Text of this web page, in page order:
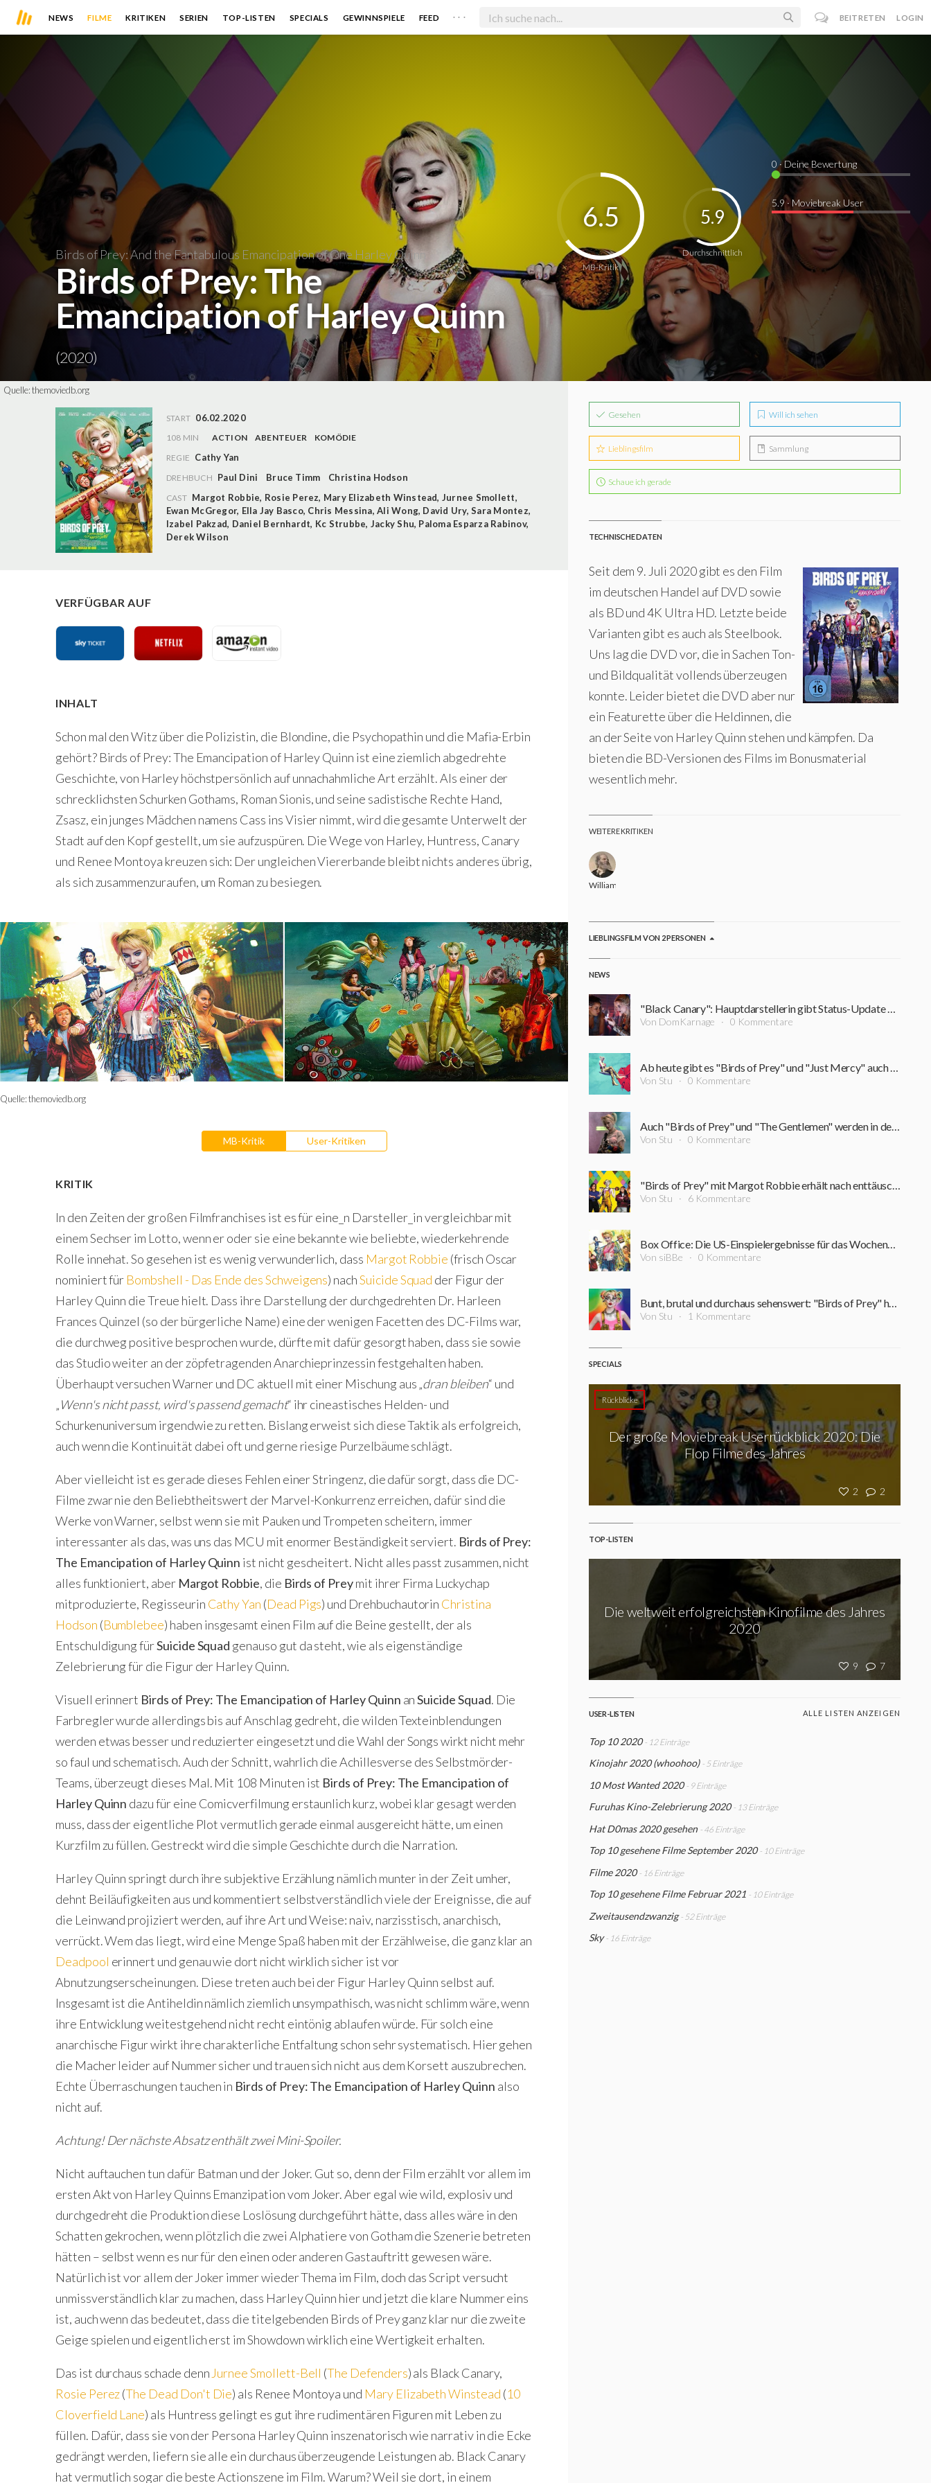
NEWS FILME KRITIKEN SERIEN TOP-LISTEN SPECIALS GEWINNSPIELE FEED . . . BEITRETEN LOGIN
Birds of Prey: And the Fantabulous Emancipation of One Harley Quinn
Birds of Prey: The
Emancipation of Harley Quinn
(2020)
MB-Kritik
6.5
Durchschnittlich
5.9
0· Deine Bewertung
5.9 · Moviebreak User
Quelle:themoviedb.org
START 06.02.2020
108 MIN ACTION ABENTEUER
KOMÖDIE
REGIE Cathy Yan
DREHBUCH Paul Dini Bruce Timm Christina Hodson
CAST Margot Robbie, Rosie Perez, Mary Elizabeth Winstead, Jurnee Smollett,
Ewan McGregor, Ella Jay Basco, Chris Messina,Ali Wong, David Ury,Sara Montez,
Izabel Pakzad, Daniel Bernhardt, Kc Strubbe, Jacky Shu, Paloma Esparza Rabinov,
Derek Wilson
VERFÜGBAR AUF
INHALT
Schon mal den Witz über die Polizistin, die Blondine, die Psychopathin und die Mafia-Erbin
gehört? Birds of Prey: The Emancipation of Harley Quinn ist eine ziemlich abgedrehte
Geschichte, von Harley höchstpersönlich auf unnachahmliche Art erzählt. Als einer der
schrecklichsten Schurken Gothams, Roman Sionis, und seine sadistische Rechte Hand,
Zsasz, ein junges Mädchen namens Cass ins Visier nimmt, wird die gesamte Unterwelt der
Stadt auf den Kopf gestellt, um sie aufzuspüren. Die Wege von Harley, Huntress, Canary
und Renee Montoya kreuzen sich: Der ungleichen Viererbande bleibt nichts anderes übrig,
als sich zusammenzuraufen, um Roman zu besiegen.
Quelle:themoviedb.org
MB-Kritik User-Kritiken
KRITIK
In den Zeiten der großen Filmfranchises ist es für eine_n Darsteller_in vergleichbar mit
einem Sechser im Lotto, wenn er oder sie eine bekannte wie beliebte, wiederkehrende
Rolle innehat. So gesehen ist es wenig verwunderlich, dass Margot Robbie (frisch Oscar
nominiert für Bombshell - Das Ende des Schweigens) nachSuicide Squad der Figur der
Harley Quinn die Treue hielt. Dass ihre Darstellung der durchgedrehten Dr. Harleen
Frances Quinzel (so der bürgerliche Name) eine der wenigen Facetten des DC-Films war,
die durchweg positive besprochen wurde, dürfte mit dafür gesorgt haben, dass sie sowie
das Studio weiter an der zöpfetragenden Anarchieprinzessin festgehalten haben.
Überhaupt versuchen Warner und DC aktuell mit einer Mischung aus „dran bleiben“ und
„Wenn's nicht passt, wird's passend gemacht“ ihr cineastisches Helden- und
Schurkenuniversum irgendwie zu retten. Bislang erweist sich diese Taktik als erfolgreich,
auch wenn die Kontinuität dabei oft und gerne riesige Purzelbäume schlägt.
Aber vielleicht ist es gerade dieses Fehlen einer Stringenz, die dafür sorgt, dass die DC-
Filme zwar nie den Beliebtheitswert der Marvel-Konkurrenz erreichen, dafür sind die
Werke von Warner, selbst wenn sie mit Pauken und Trompeten scheitern, immer
interessanter als das, was uns das MCU mit enormer Beständigkeit serviert. Birds of Prey:
The Emancipation of Harley Quinn ist nicht gescheitert. Nicht alles passt zusammen, nicht
alles funktioniert, aber Margot Robbie, die Birds of Preymit ihrer Firma Luckychap
mitproduzierte, Regisseurin Cathy Yan (Dead Pigs) und Drehbuchautorin Christina
Hodson (Bumblebee) haben insgesamt einen Film auf die Beine gestellt, der als
Entschuldigung fürSuicide Squad genauso gut da steht, wie als eigenständige
Zelebrierung für die Figur der Harley Quinn.
Visuell erinnert Birds of Prey: The Emancipation of Harley Quinn anSuicide Squad. Die
Farbregler wurde allerdings bis auf Anschlag gedreht, die wilden Texteinblendungen
werden etwas besser und reduzierter eingesetzt und die Wahl der Songs wirkt nicht mehr
so faul und schematisch. Auch der Schnitt, wahrlich die Achillesverse des Selbstmörder-
Teams, überzeugt dieses Mal. Mit 108 Minuten ist Birds of Prey: The Emancipation of
Harley Quinn dazu für eine Comicverfilmung erstaunlich kurz, wobei klar gesagt werden
muss, dass der eigentliche Plot vermutlich gerade einmal ausgereicht hätte, um einen
Kurzfilm zu füllen. Gestreckt wird die simple Geschichte durch die Narration.
Harley Quinn springt durch ihre subjektive Erzählung nämlich munter in der Zeit umher,
dehnt Beiläufigkeiten aus und kommentiert selbstverständlich viele der Ereignisse, die auf
die Leinwand projiziert werden, auf ihre Art und Weise: naiv, narzisstisch, anarchisch,
verrückt. Wem das liegt, wird eine Menge Spaß haben mit der Erzählweise, die ganz klar an
Deadpool erinnert und genau wie dort nicht wirklich sicher ist vor
Abnutzungserscheinungen. Diese treten auch bei der Figur Harley Quinn selbst auf.
Insgesamt ist die Antiheldin nämlich ziemlich unsympathisch, was nicht schlimm wäre, wenn
ihre Entwicklung weitestgehend nicht recht eintönig ablaufen würde. Für solch eine
anarchische Figur wirkt ihre charakterliche Entfaltung schon sehr systematisch. Hier gehen
die Macher leider auf Nummer sicher und trauen sich nicht aus dem Korsett auszubrechen.
Echte Überraschungen tauchen in Birds of Prey: The Emancipation of Harley Quinn also
nicht auf.
Achtung! Der nächste Absatz enthält zwei Mini-Spoiler.
Nicht auftauchen tun dafür Batman und der Joker. Gut so, denn der Film erzählt vor allem im
ersten Akt von Harley Quinns Emanzipation vom Joker. Aber egal wie wild, explosiv und
durchgedreht die Produktion diese Loslösung durchgeführt hätte, dass alles wäre in den
Schatten gekrochen, wenn plötzlich die zwei Alphatiere von Gotham die Szenerie betreten
hätten – selbst wenn es nur für den einen oder anderen Gastauftritt gewesen wäre.
Natürlich ist vor allem der Joker immer wieder Thema im Film, doch das Script versucht
unmissverständlich klar zu machen, dass Harley Quinn hier und jetzt die klare Nummer eins
ist, auch wenn das bedeutet, dass die titelgebenden Birds of Prey ganz klar nur die zweite
Geige spielen und eigentlich erst im Showdown wirklich eine Wertigkeit erhalten.
Das ist durchaus schade denn Jurnee Smollett-Bell (The Defenders) als Black Canary,
Rosie Perez(The Dead Don't Die) als Renee Montoya und Mary Elizabeth Winstead (10
Cloverfield Lane) als Huntress gelingt es gut ihre rudimentären Figuren mit Leben zu
füllen. Dafür, dass sie von der Persona Harley Quinn inszenatorisch wie narrativ in die Ecke
gedrängt werden, liefern sie alle ein durchaus überzeugende Leistungen ab. Black Canary
hat vermutlich sogar die beste Actionszene im Film. Warum? Weil sie dort, in einem
Gesehen Will ich sehen
Lieblingsfilm Sammlung
Schaue ich gerade
TECHNISCHE DATEN
Seit dem 9. Juli 2020 gibt es den Film
im deutschen Handel auf DVD sowie
als BD und 4K Ultra HD. Letzte beide
Varianten gibt es auch als Steelbook.
Uns lag die DVD vor, die in Sachen Ton-
und Bildqualität vollends überzeugen
konnte. Leider bietet die DVD aber nur
ein Featurette über die Heldinnen, die
an der Seite von Harley Quinn stehen und kämpfen. Da
bieten die BD-Versionen des Films im Bonusmaterial
wesentlich mehr.
WEITERE KRITIKEN
WilliamWhyler
LIEBLINGSFILM VON 2 PERSONEN
NEWS
Von DomKarnage 0 Kommentare
Von Stu 0 Kommentare
Auch "Birds of Prey" und "The Gentlemen" werden in den USA frühzeitig als VoD veröffentlicht
Von Stu 0 Kommentare
Von Stu 6 Kommentare
Box Office: Die US-Einspielergebnisse für das Wochenende 07.02.-09.02.2020
Von siBBe 0 Kommentare
Bunt, brutal und durchaus sehenswert: "Birds of Prey" hat erste (meist) positive Meinungen erhalten
Von Stu 1 Kommentare
SPECIALS
Rückblicke
2 2
Der große Moviebreak Userrückblick 2020: Die
Flop Filme des Jahres
TOP-LISTEN
9 7
Die weltweit erfolgreichsten Kinofilme des Jahres
2020
USER-LISTEN ALLE LISTEN ANZEIGEN
Top 10 2020 - 12 Einträge
Kinojahr 2020 (whoohoo) - 5 Einträge
10 Most Wanted 2020 - 9 Einträge
Furuhas Kino-Zelebrierung 2020 - 13 Einträge
Hat D0mas 2020 gesehen - 46 Einträge
Top 10 gesehene Filme September 2020 - 10 Einträge
Filme 2020 - 16 Einträge
Top 10 gesehene Filme Februar 2021 - 10 Einträge
Zweitausendzwanzig - 52 Einträge
Sky - 16 Einträge